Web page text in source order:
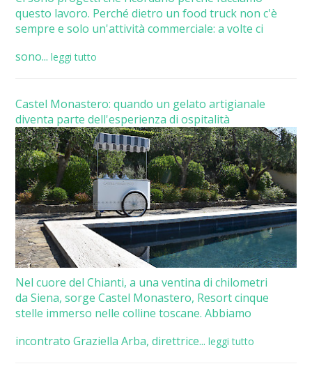
questo lavoro. Perché dietro un food truck non c'è
sempre e solo un'attività commerciale: a volte ci
sono... leggi tutto
Castel Monastero: quando un gelato artigianale
diventa parte dell'esperienza di ospitalità
Nel cuore del Chianti, a una ventina di chilometri
da Siena, sorge Castel Monastero, Resort cinque
stelle immerso nelle colline toscane. Abbiamo
incontrato Graziella Arba, direttrice... leggi tutto